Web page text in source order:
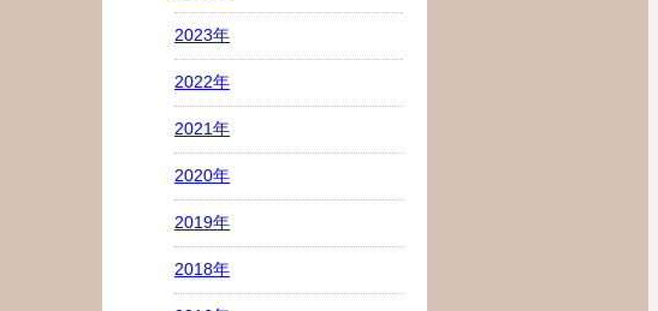
2023年
2022年
2021年
2020年
2019年
2018年